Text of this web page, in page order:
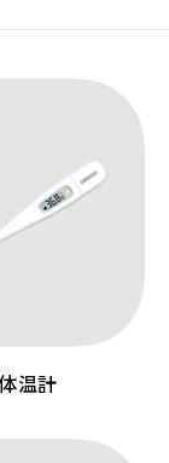
温計